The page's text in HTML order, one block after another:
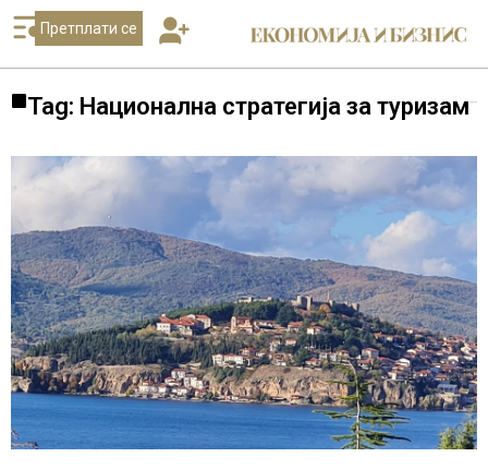
Претплати се
Tag: Национална стратегија за туризам